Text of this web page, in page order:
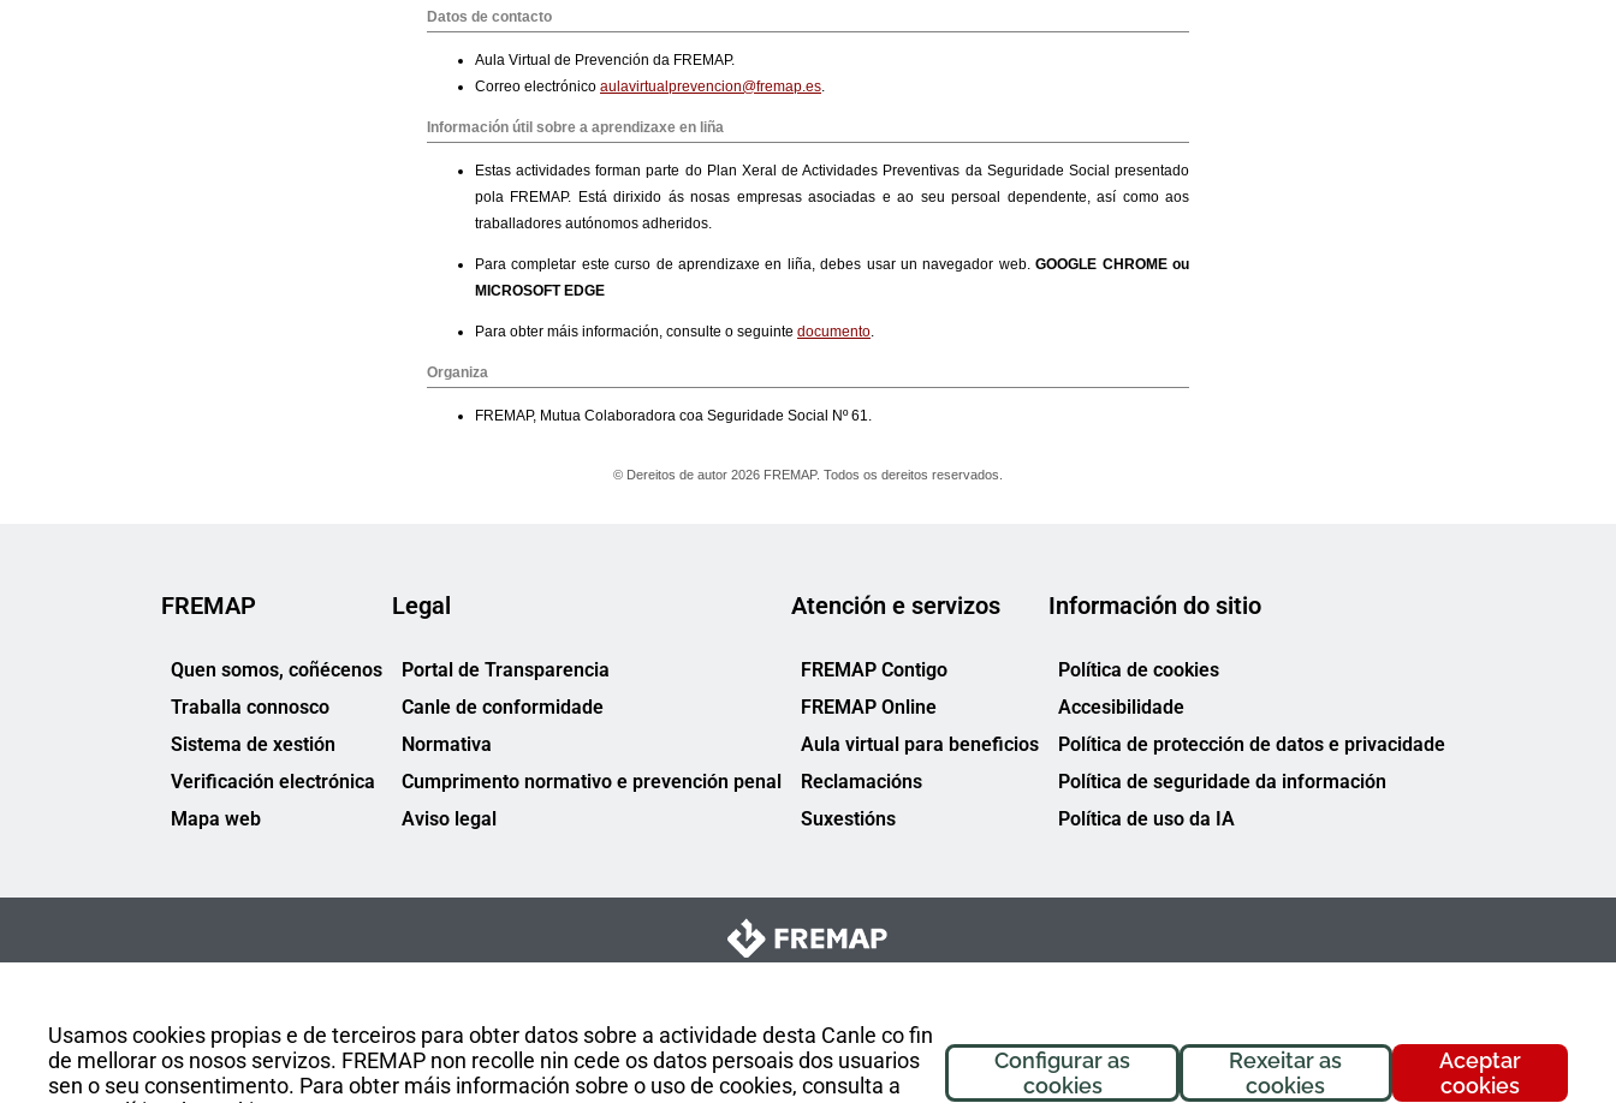
Usamos cookies propias e de terceiros para obter datos sobre a actividade desta Canle co fin
de mellorar os nosos servizos. FREMAP non recolle nin cede os datos persoais dos usuarios
sen o seu consentimento. Para obter máis información sobre o uso de cookies, consulta a
Aceptar
cookies
Rexeitar as
cookies
Configurar as
cookies
FREMAP
Quen somos, coñécenos
Traballa connosco
Sistema de xestión
Verificación electrónica
Mapa web
Legal
Portal de Transparencia
Canle de conformidade
Normativa
Cumprimento normativo e prevención penal
Aviso legal
Atención e servizos
FREMAP Contigo
FREMAP Online
Aula virtual para beneficios
Reclamacións
Suxestións
Información do sitio
Política de cookies
Accesibilidade
Política de protección de datos e privacidade
Política de seguridade da información
Política de uso da IA